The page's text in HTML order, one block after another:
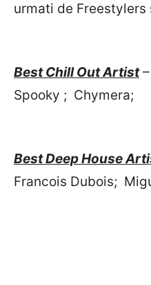
urmati de Freestylers
Best Chill Out Artist–
Spooky ; Chymera;
Best Deep House
Francois Dubois;